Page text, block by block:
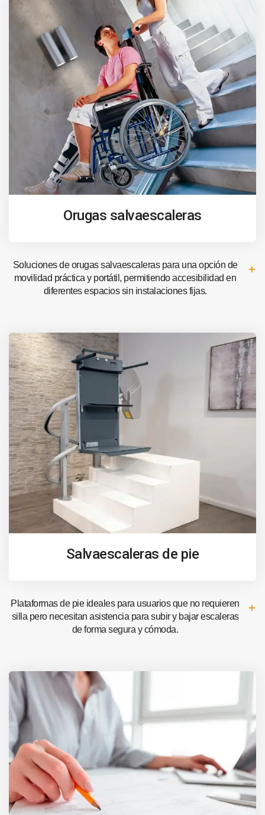
Orugas salvaescaleras
Soluciones de orugas salvaescaleras para una opción de
movilidad práctica y portátil, permitiendo accesibilidad en
diferentes espacios sin instalaciones fijas.
Salvaescaleras de pie
Plataformas de pie ideales para usuarios que no requieren
silla pero necesitan asistencia para subir y bajar escaleras
de forma segura y cómoda.